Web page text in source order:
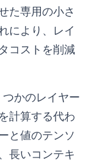
た専用の小さ
により、レイ
コストを削減
つかのレイヤー
計算する代わ
と値のテンソ
長いコンテキ